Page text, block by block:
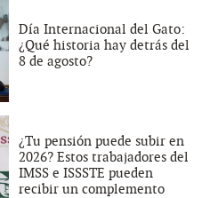
Día Internacional del Gato:
¿Qué historia hay detrás del
8 de agosto?
¿Tu pensión puede subir en
2026? Estos trabajadores del
IMSS e ISSSTE pueden
recibir un complemento